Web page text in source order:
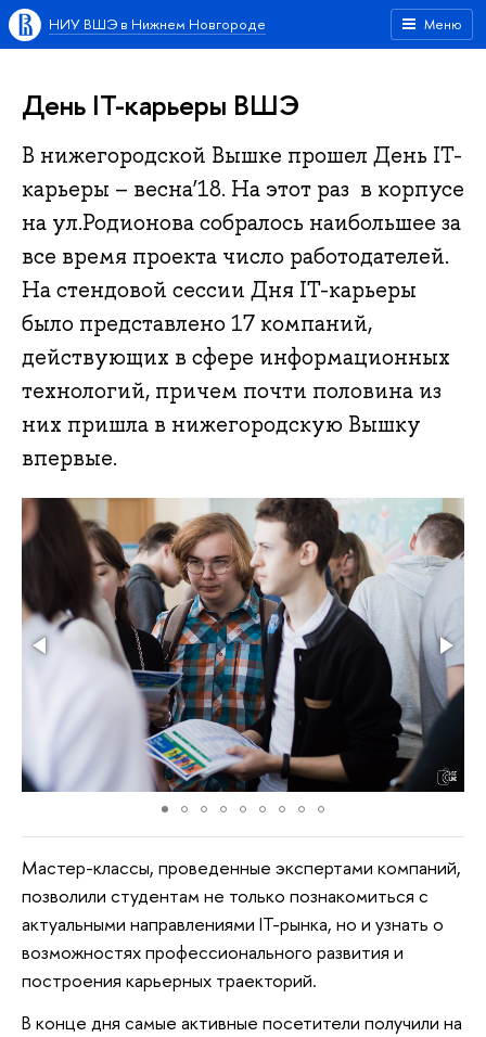
Меню
НИУ ВШЭ в Нижнем Новгороде
День IT-карьеры ВШЭ
В нижегородской Вышке прошел День IT-
карьеры – весна’18. На этот раз в корпусе
на ул.Родионова собралось наибольшее за
все время проекта число работодателей.
На стендовой сессии Дня IT-карьеры
было представлено 17 компаний,
действующих в сфере информационных
технологий, причем почти половина из
них пришла в нижегородскую Вышку
впервые.
Мастер-классы, проведенные экспертами компаний,
позволили студентам не только познакомиться с
актуальными направлениями IT-рынка, но и узнать о
возможностях профессионального развития и
построения карьерных траекторий.
В конце дня самые активные посетители получили на